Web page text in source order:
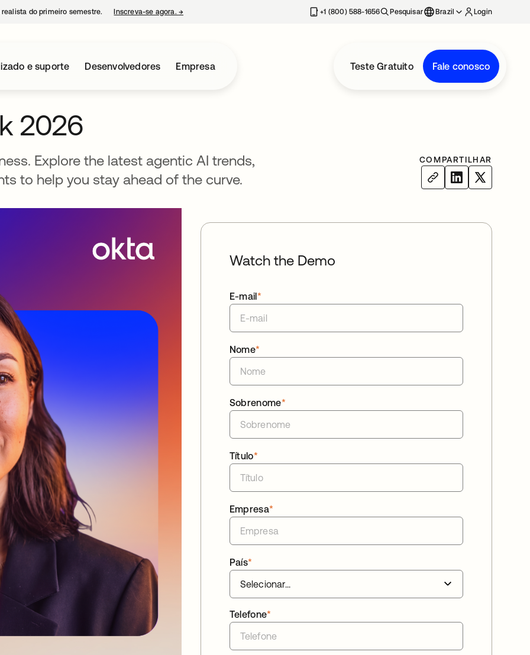
do primeiro semestre. Inscreva-se agora. → +1 (800) 588-1656 Pesquisar Brazil Login
e suporte Desenvolvedores Empresa Teste Gratuito Fale conosco
2026
Explore the latest agentic AI trends,
to help you stay ahead of the curve.
COMPARTILHAR
Watch the Demo
*
E-mail
*
Nome
*
Sobrenome
*
Título
*
Empresa
*
País
*
Telefone